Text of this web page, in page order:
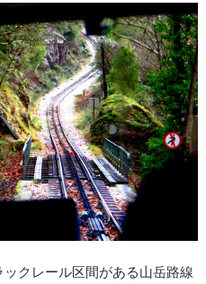
クレール区間がある山岳路線